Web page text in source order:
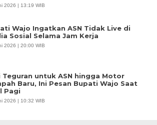
2026 | 13:19 WIB
Wajo Ingatkan ASN Tidak Live di
Sosial Selama Jam Kerja
2026 | 20:00 WIB
Teguran untuk ASN hingga Motor
Baru, Ini Pesan Bupati Wajo Saat
Pagi
2026 | 10:32 WIB